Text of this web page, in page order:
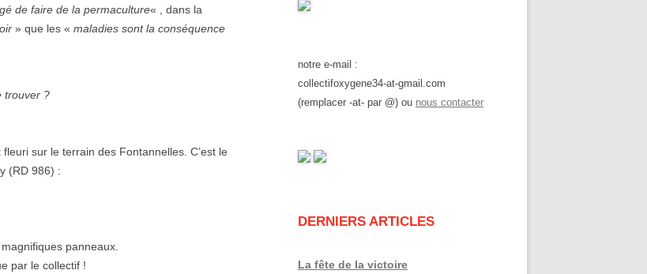
de faire de la permaculture« , dans la
» que les « maladies sont la conséquence
trouver ?
sur le terrain des Fontannelles. C’est le
(RD 986) :
panneaux.
par le collectif !
notre e-mail :
collectifoxygene34-at-gmail.com
(remplacer -at- par @) ou nous contacter
DERNIERS ARTICLES
La fête de la victoire